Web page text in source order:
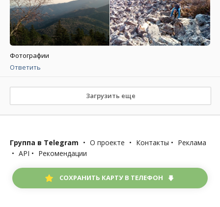
СОХРАНИТЬ КАРТУ В ТЕЛЕФОН
Фотографии
Ответить
Загрузить еще
Группа в Telegram • О проекте • Контакты • Реклама
• API • Рекомендации